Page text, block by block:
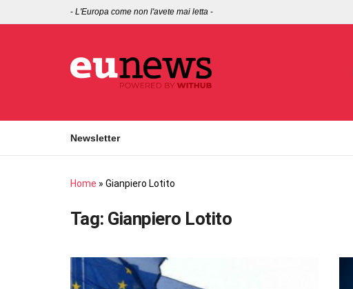
- L'Europa come non l'avete mai letta -
Newsletter
Home » Gianpiero Lotito
Tag: Gianpiero Lotito